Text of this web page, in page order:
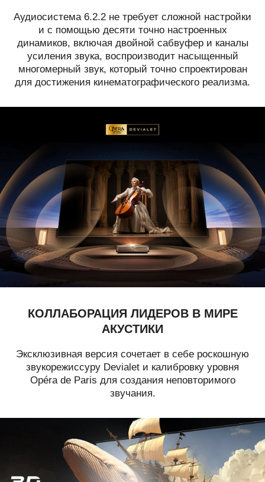
Аудиосистема 6.2.2 не требует сложной настройки
и с помощью десяти точно настроенных
динамиков, включая двойной сабвуфер и каналы
усиления звука, воспроизводит насыщенный
многомерный звук, который точно спроектирован
для достижения кинематографического реализма.
КОЛЛАБОРАЦИЯ ЛИДЕРОВ В МИРЕ
АКУСТИКИ
Эксклюзивная версия сочетает в себе роскошную
звукорежиссуру Devialet и калибровку уровня
Opéra de Paris для создания неповторимого
звучания.